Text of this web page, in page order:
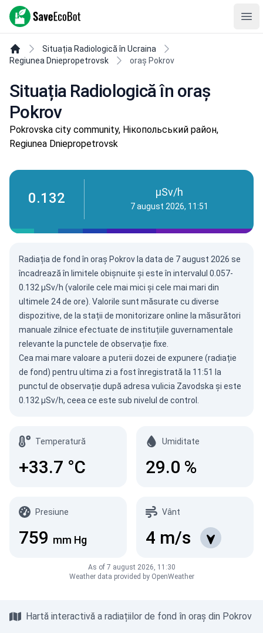
SaveEcoBot
Situația Radiologică în Ucraina
Regiunea Dniepropetrovsk
oraș Pokrov
Situația Radiologică în oraș
Pokrov
Pokrovska city community, Нікопольський район,
Regiunea Dniepropetrovsk
0.132 µSv/h
7 august 2026, 11:51
Radiația de fond în oraș Pokrov la data de 7 august 2026 se
încadrează în limitele obișnuite și este în intervalul 0.057-
0.132 µSv/h (valorile cele mai mici și cele mai mari din
ultimele 24 de ore). Valorile sunt măsurate cu diverse
dispozitive, de la stații de monitorizare online la măsurători
manuale zilnice efectuate de instituțiile guvernamentale
relevante la punctele de observație fixe.
Cea mai mare valoare a puterii dozei de expunere (radiație
de fond) pentru ultima zi a fost înregistrată la 11:51 la
punctul de observație după adresa vulicia Zavodska și este
0.132 µSv/h, ceea ce este sub nivelul de control.
Temperatură
+33.7 °C
Umiditate
29.0 %
Presiune
759 mm Hg
Vânt
4 m/s
As of 7 august 2026, 11:30
Weather data provided by OpenWeather
Hartă interactivă a radiațiilor de fond în oraș din Pokrov